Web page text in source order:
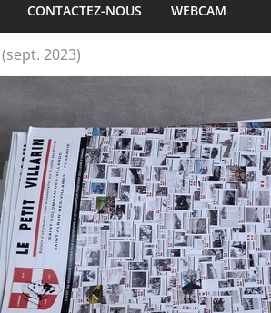
CONTACTEZ-NOUS WEBCAM
2023)